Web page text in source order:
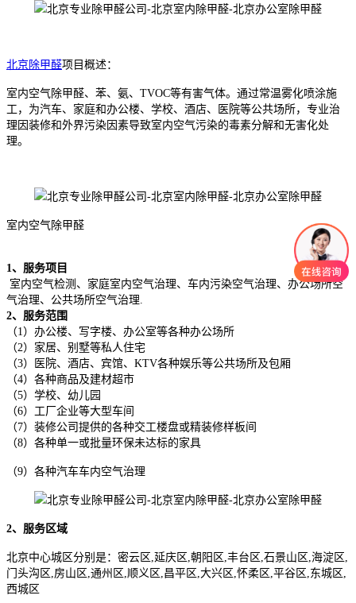
北京除甲醛项目概述：
室内空气除甲醛、苯、氨、TVOC等有害气体。通过常温雾化喷涂施
工，为汽车、家庭和办公楼、学校、酒店、医院等公共场所，专业治
理因装修和外界污染因素导致室内空气污染的毒素分解和无害化处
理。
室内空气除甲醛
1、服务项目
室内空气检测、家庭室内空气治理、车内污染空气治理、办公场所空
气治理、公共场所空气治理.
2、服务范围
（1）办公楼、写字楼、办公室等各种办公场所
（2）家居、别墅等私人住宅
（3）医院、酒店、宾馆、KTV各种娱乐等公共场所及包厢
（4）各种商品及建材超市
（5）学校、幼儿园
（6）工厂企业等大型车间
（7）装修公司提供的各种交工楼盘或精装修样板间
（8）各种单一或批量环保未达标的家具
（9）各种汽车车内空气治理
2、服务区域
北京中心城区分别是：密云区,延庆区,朝阳区,丰台区,石景山区,海淀区,
门头沟区,房山区,通州区,顺义区,昌平区,大兴区,怀柔区,平谷区,东城区,
西城区